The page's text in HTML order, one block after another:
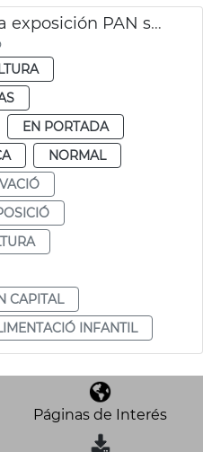
Las Naves acogen la exposición PAN sobre alimentación infantil
EN PORTADA
NORMAL
CAPITAL
INFANTIL
Páginas de Interés